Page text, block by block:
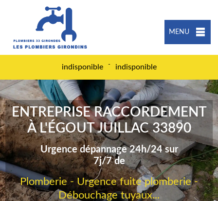
MENU
indisponible - indisponible
ENTREPRISE RACCORDEMENT
À L'ÉGOUT JUILLAC 33890
Urgence dépannage 24h/24 sur
7j/7 de
Plomberie - Urgence fuite plomberie -
Débouchage tuyaux...